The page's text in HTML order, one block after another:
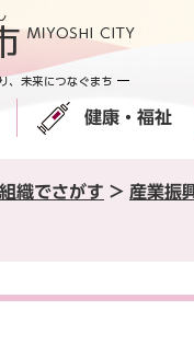
健康・福祉
組織でさがす > 産業振